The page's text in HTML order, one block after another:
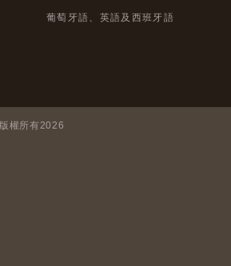
葡萄牙語、英語及西班牙語
版權所有2026